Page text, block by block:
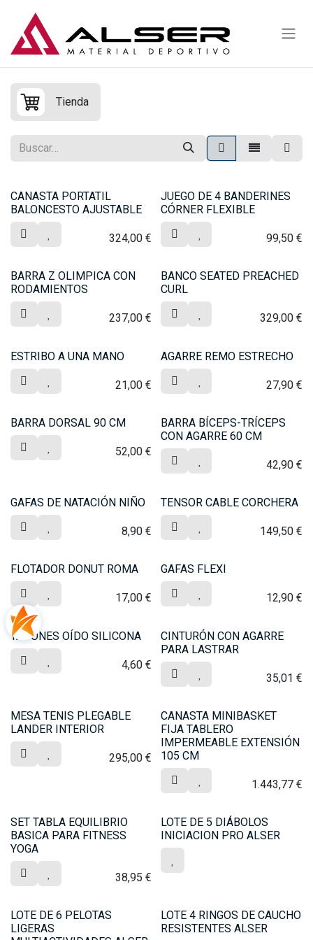
Tienda
CANASTA PORTATIL
BALONCESTO AJUSTABLE
324,00 €
JUEGO DE 4 BANDERINES
CÓRNER FLEXIBLE
99,50€
BARRA Z OLIMPICA CON
RODAMIENTOS
237,00 €
BANCO SEATED PREACHED
CURL
329,00€
ESTRIBO A UNA MANO
21,00 €
AGARRE REMO ESTRECHO
27,90€
BARRA DORSAL 90 CM
52,00 €
BARRA BÍCEPS-TRÍCEPS
CON AGARRE 60 CM
42,90€
GAFAS DE NATACIÓN NIÑO
8,90 €
TENSOR CABLE CORCHERA
149,50€
FLOTADOR DONUT ROMA
17,00 €
GAFAS FLEXI
12,90€
TAPONES OÍDO SILICONA
4,60 €
CINTURÓN CON AGARRE
PARA LASTRAR
35,01 €
MESA TENIS PLEGABLE
LANDER INTERIOR
295,00 €
CANASTA MINIBASKET
FIJA TABLERO
IMPERMEABLE EXTENSIÓN
105 CM
1.443,77€
SET TABLA EQUILIBRIO
BASICA PARA FITNESS
YOGA
38,95 €
LOTE DE 5 DIÁBOLOS
INICIACION PRO ALSER
LOTE DE 6 PELOTAS
LIGERAS
LOTE 4 RINGOS DE CAUCHO
RESISTENTES ALSER